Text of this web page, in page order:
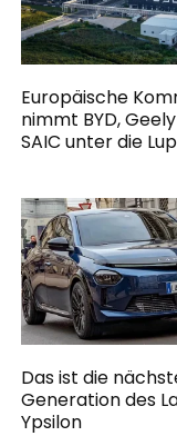
Europäische
nimmt BYD,
SAIC unter die
Das ist die
Generation des
Ypsilon